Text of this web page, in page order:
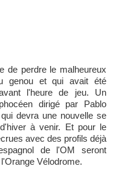
de perdre le malheureux
genou et qui avait été
l'heure de jeu. Un
dirigé par Pablo
devra une nouvelle se
à venir. Et pour le
avec des profils déjà
de l'OM seront
Vélodrome.